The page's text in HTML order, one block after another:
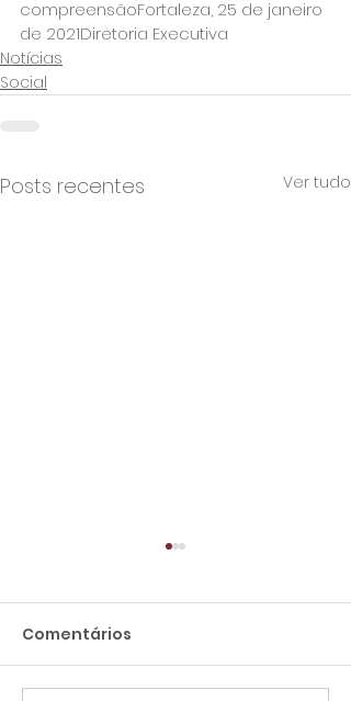
compreensãoFortaleza, 25 de janeiro
de 2021Diretoria Executiva
Notícias
Social
Posts recentes Ver tudo
Comentários